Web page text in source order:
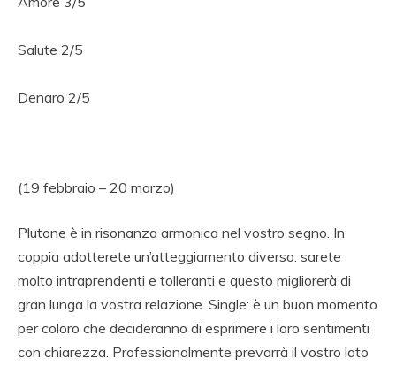
Salute 2/5
Denaro 2/5
(19 febbraio – 20 marzo)
Plutone è in risonanza armonica nel vostro segno. In
coppia adotterete un’atteggiamento diverso: sarete
molto intraprendenti e tolleranti e questo migliorerà di
gran lunga la vostra relazione. Single: è un buon momento
per coloro che decideranno di esprimere i loro sentimenti
con chiarezza. Professionalmente prevarrà il vostro lato